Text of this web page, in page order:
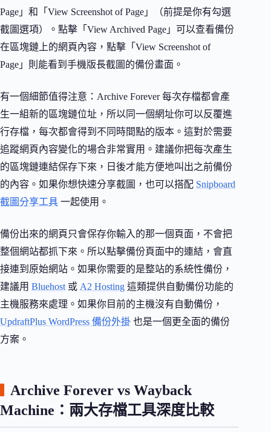
Page」和「View Screenshot of Page」（前提是你有勾選
截圖選項）。點擊「View Archived Page」可以查看備份
在區塊鏈上的網頁內容，點擊「View Screenshot of
Page」則能看到手機版長截圖的備份畫面。
有一個細節值得注意：Archive Forever 每次存檔都會產
生一組新的區塊鏈位址，所以同一個網址你可以反覆進
行存檔，每次都會得到不同時間點的版本。這對於需要
追蹤網頁內容變化的場合非常實用。建議你把每次產生
的區塊鏈連結保存下來，日後才能方便地叫出之前備份
的內容。如果你想快速分享截圖，也可以搭配 Snipboard
截圖分享工具 一起使用。
備份出來的網頁只會保存你輸入的那一個頁面，不會把
整個網站都抓下來。所以點擊備份頁面中的連結，會直
接連到原始網站。如果你需要的是整站的系統性備份，
建議用 Bluehost 或 A2 Hosting 這類提供自動備份功能的
主機服務來處理。如果你目前的主機沒有自動備份，
UpdraftPlus WordPress 備份外掛 也是一個更全面的備份
方案。
Archive Forever vs Wayback
Machine：兩大存檔工具深度比較